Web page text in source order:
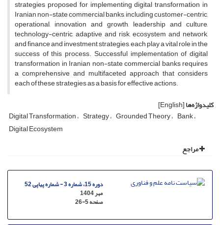
strategies proposed for implementing digital transformation in
Iranian non-state commercial banks, including customer-centric,
operational, innovation and growth, leadership and culture,
technology-centric, adaptive and risk, ecosystem and network,
and finance and investment strategies, each play a vital role in the
success of this process. Successful implementation of digital
transformation in Iranian non-state commercial banks requires
a comprehensive and multifaceted approach that considers
each of these strategies as a basis for effective actions.
کلیدواژه‌ها[English]
Digital Transformation Strategy Grounded Theory Bank
Digital Ecosystem
مراجع
دوره 15، شماره 3 - شماره پیاپی 52
مهر 1404
صفحه26-5